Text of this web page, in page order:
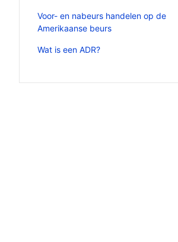
Voor- en nabeurs handelen op de
Amerikaanse beurs
Wat is een ADR?